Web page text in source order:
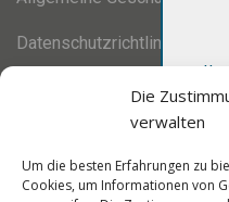
Die
verwalten
Um die besten Erfahrungen zu
Cookies, um Informationen von
Datenschutzrichtlinie
Zertifizierungen